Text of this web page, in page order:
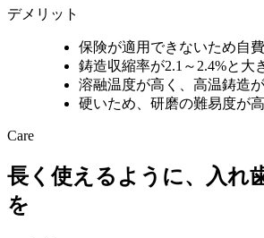
デメリット
保険が適用できないため自
鋳造収縮率が2.1～2.4%と大
溶融温度が高く、高温鋳造
硬いため、研磨の難易度が
Care
長く使えるように、入れ
を